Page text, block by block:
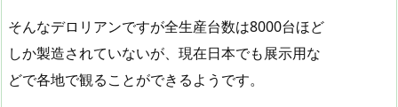
そんなデロリアンですが全生産台数は8000台ほど
しか製造されていないが、現在日本でも展示用な
どで各地で観ることができるようです。